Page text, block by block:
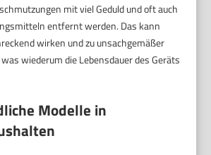
mit viel Geduld und oft auch
entfernt werden. Das kann
wirken und zu unsachgemäßer
wiederum die Lebensdauer des Geräts
Modelle in